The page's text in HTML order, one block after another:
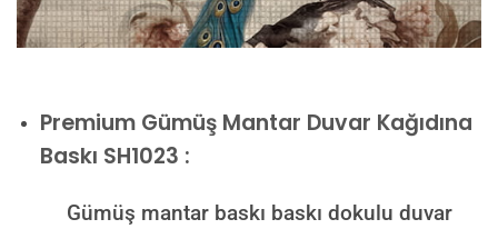
Premium Gümüş Mantar Duvar Kağıdına
Baskı SH1023 :
Gümüş mantar baskı baskı dokulu duvar